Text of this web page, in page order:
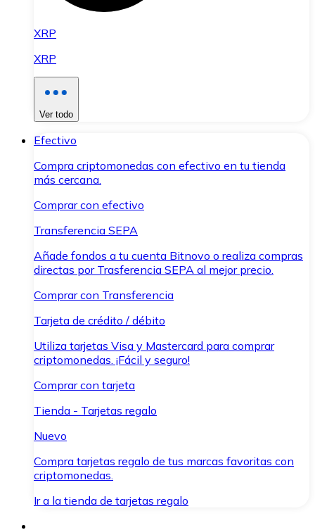
XRP
XRP
Ver todo
Efectivo
Compra criptomonedas con efectivo en tu tienda
más cercana.
Comprar con efectivo
Transferencia SEPA
Añade fondos a tu cuenta Bitnovo o realiza compras
directas por Trasferencia SEPA al mejor precio.
Comprar con Transferencia
Tarjeta de crédito / débito
Utiliza tarjetas Visa y Mastercard para comprar
criptomonedas. ¡Fácil y seguro!
Comprar con tarjeta
Tienda - Tarjetas regalo
Nuevo
Compra tarjetas regalo de tus marcas favoritas con
criptomonedas.
Ir a la tienda de tarjetas regalo